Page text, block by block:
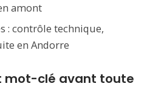
amont
: contrôle technique,
en Andorre
mot-clé avant toute